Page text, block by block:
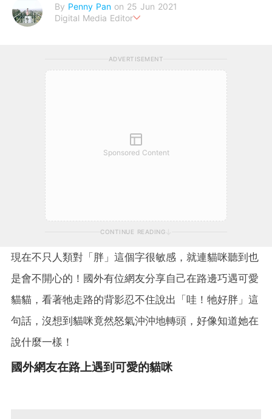
By Penny Pan on 25 Jun 2021
Digital Media Editor
ADVERTISEMENT
Sponsored Content
CONTINUE READING
現在不只人類對「胖」這個字很敏感，就連貓咪聽到也
是會不開心的！國外有位網友分享自己在路邊巧遇可愛
貓貓，看著牠走路的背影忍不住說出「哇！牠好胖」這
句話，沒想到貓咪竟然怒氣沖沖地轉頭，好像知道她在
說什麼一樣！
國外網友在路上遇到可愛的貓咪